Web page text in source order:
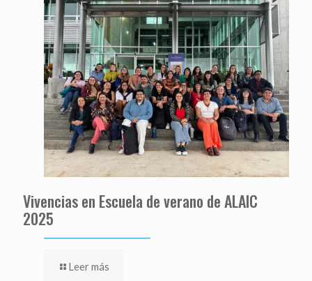
Vivencias en Escuela de verano de ALAIC
2025
Leer más